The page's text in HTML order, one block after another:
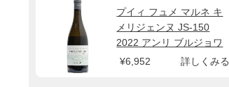
プイィ フュメ マルネ キ
メリジェンヌ JS-150
2022 アンリ ブルジョワ
¥6,952
詳しくみる